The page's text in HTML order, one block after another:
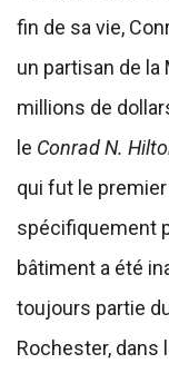
fin de sa vie,
un partisan de la
millions de
le Conrad N.
qui fut le
spécifiquement
bâtiment a été
toujours partie
Rochester, dans